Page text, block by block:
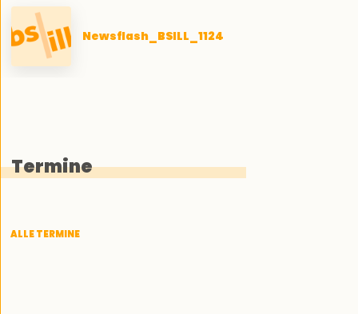
Newsflash_BSILL_1124
Termine
ALLE TERMINE